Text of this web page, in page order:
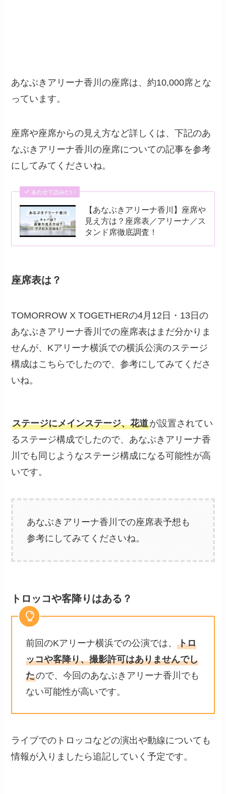
あなぶきアリーナ香川の座席は、約10,000席とな
っています。
座席や座席からの見え方など詳しくは、下記のあ
なぶきアリーナ香川の座席についての記事を参考
にしてみてくださいね。
あわせて読みたい
【あなぶきアリーナ香川】座席や
見え方は？座席表／アリーナ／ス
タンド席徹底調査！
座席表は？
TOMORROW X TOGETHERの4月12日・13日の
あなぶきアリーナ香川での座席表はまだ分かりま
せんが、Kアリーナ横浜での横浜公演のステージ
構成はこちらでしたので、参考にしてみてくださ
いね。
ステージにメインステージ、花道が設置されてい
るステージ構成でしたので、あなぶきアリーナ香
川でも同じようなステージ構成になる可能性が高
いです。
あなぶきアリーナ香川での座席表予想も
参考にしてみてくださいね。
トロッコや客降りはある？
前回のKアリーナ横浜での公演では、トロ
ッコや客降り、撮影許可はありませんでし
たので、今回のあなぶきアリーナ香川でも
ない可能性が高いです。
ライブでのトロッコなどの演出や動線についても
情報が入りましたら追記していく予定です。